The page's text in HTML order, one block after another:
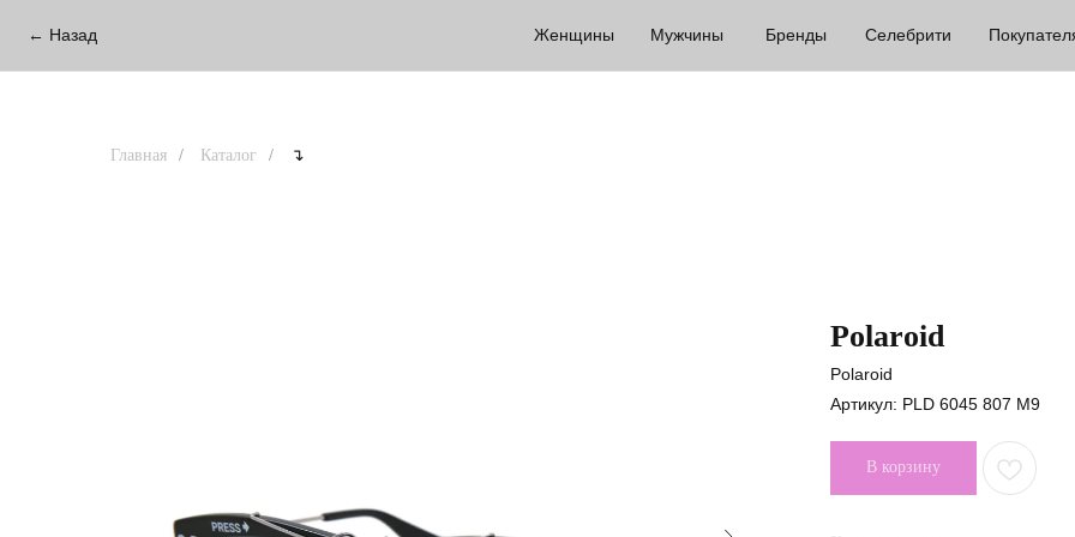
Селебрити
Женщины Бренды
Мужчины
← Назад
Главная / Каталог / ↴
Polaroid
Polaroid
Артикул: PLD 6045 807 M9
В корзину